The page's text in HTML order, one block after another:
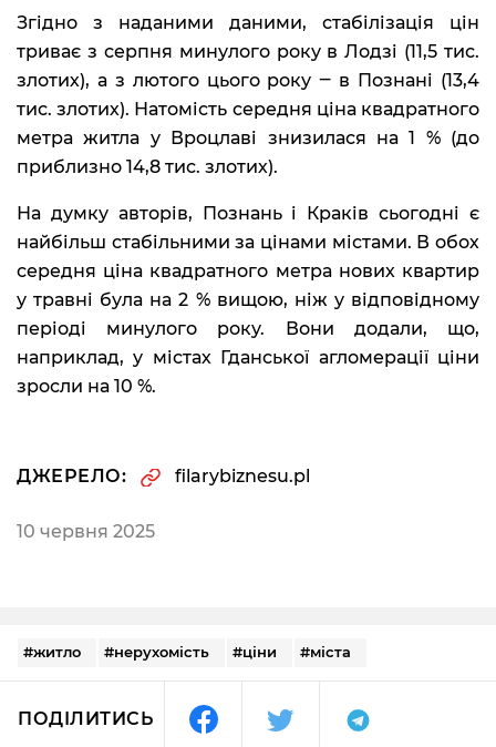
Згідно з наданими даними, стабілізація цін
триває з серпня минулого року в Лодзі (11,5 тис.
злотих), а з лютого цього року ‒ в Познані (13,4
тис. злотих). Натомість середня ціна квадратного
метра житла у Вроцлаві знизилася на 1 % (до
приблизно 14,8 тис. злотих).
На думку авторів, Познань і Краків сьогодні є
найбільш стабільними за цінами містами. В обох
середня ціна квадратного метра нових квартир
у травні була на 2 % вищою, ніж у відповідному
періоді минулого року. Вони додали, що,
наприклад, у містах Гданської агломерації ціни
зросли на 10 %.
ДЖЕРЕЛО: filarybiznesu.pl
10 червня 2025
#житло #нерухомість #ціни #міста
ПОДІЛИТИСЬ